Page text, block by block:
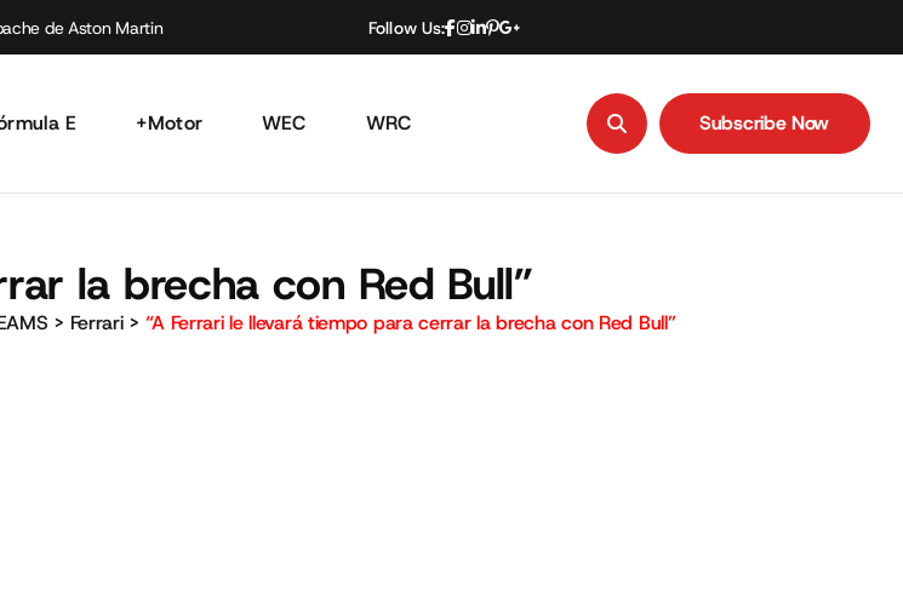
de Aston Martin Follow Us:
E +Motor WEC WRC Subscribe Now
la brecha con Red Bull”
> Ferrari> “A Ferrari le llevará tiempo para cerrar la brecha con Red Bull”